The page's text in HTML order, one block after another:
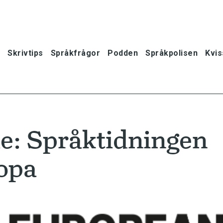
Skrivtips Språkfrågor Podden Språkpolisen
Språktidningen